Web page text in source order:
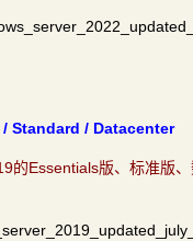
/ Standard / Datacenter
的Essentials版、标准版